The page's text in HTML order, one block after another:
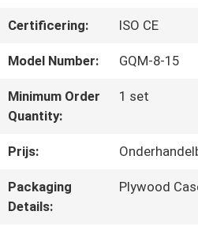
CONTACTEER
ONS
NIEUWS
Certificering: ISO CE
Model Number: GQM-8-15
Minimum Order
Quantity:
1 set
Prijs:
Packaging
Details:
Plywood